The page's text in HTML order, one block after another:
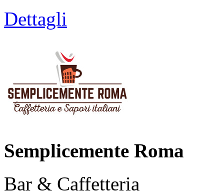
Dettagli
Semplicemente Roma
Bar & Caffetteria